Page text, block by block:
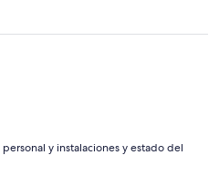
y instalaciones y estado del